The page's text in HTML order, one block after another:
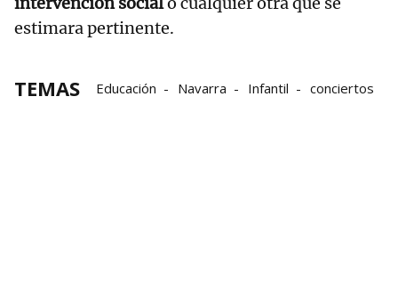
estimara pertinente.
TEMAS Educación Navarra Infantil conciertos